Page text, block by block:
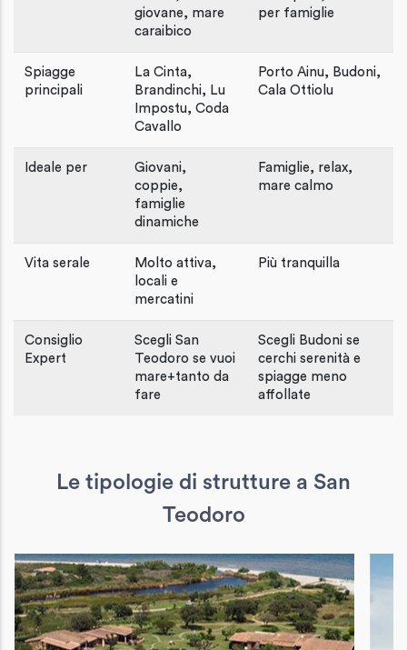
giovane, mare
caraibico
per famiglie
Spiagge
principali
La Cinta,
Brandinchi, Lu
Impostu, Coda
Cavallo
Porto Ainu, Budoni,
Cala Ottiolu
Ideale per
Giovani,
coppie,
famiglie
dinamiche
Famiglie, relax,
mare calmo
Vita serale
Molto attiva,
locali e
mercatini
Più tranquilla
Consiglio
Expert
Scegli San
Teodoro se vuoi
mare+tanto da
fare
Scegli Budoni se
cerchi serenità e
spiagge meno
affollate
Le tipologie di strutture a San
Teodoro